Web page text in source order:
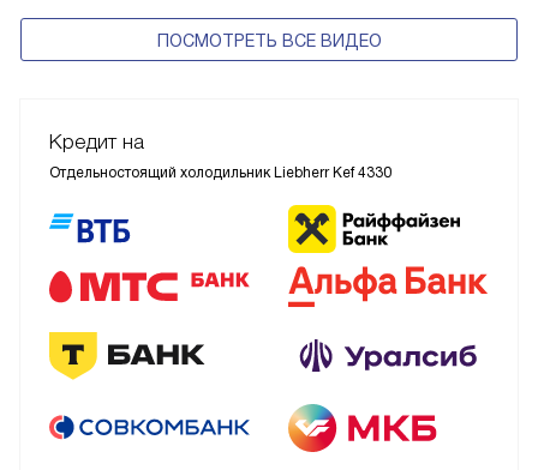
ПОСМОТРЕТЬ ВСЕ ВИДЕО
Кредит на
Отдельностоящий холодильник Liebherr Kef 4330